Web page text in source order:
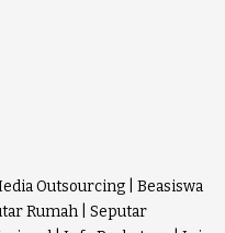
Outsourcing
Beasiswa
Rumah
Seputar